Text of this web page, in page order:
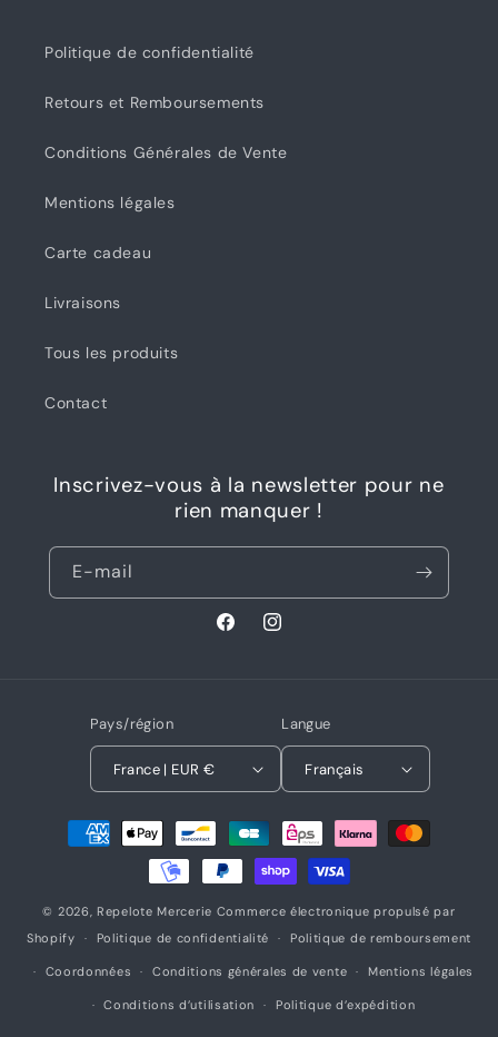
Politique de confidentialité
Retours et Remboursements
Conditions Générales de Vente
Mentions légales
Carte cadeau
Livraisons
Tous les produits
Contact
Inscrivez-vous à la newsletter pour ne
rien manquer !
E-mail
FacebookInstagram
Pays/région
France | EUR €
Langue
Français
Moyens
© 2026,Repelote Mercerie Commerce électronique propulsé par
Shopify
Politique de confidentialité Politique de remboursement
Coordonnées Conditions générales de vente Mentions légales
Conditions d’utilisation Politique d’expédition